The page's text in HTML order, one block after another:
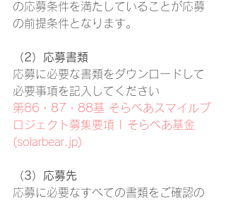
の応募条件を満たしていることが応募
の前提条件となります。
（2）応募書類
応募に必要な書類をダウンロードして
必要事項を記入してください
第86・87・88基 そらべあスマイルプ
ロジェクト募集要項 | そらべあ基金
(solarbear.jp)
（3）応募先
応募に必要なすべての書類をご確認の